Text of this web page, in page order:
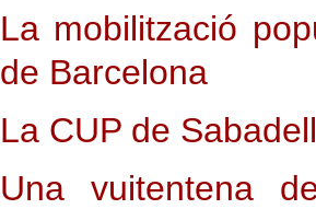
La mobilització
de Barcelona
La CUP de
Una vuitentena